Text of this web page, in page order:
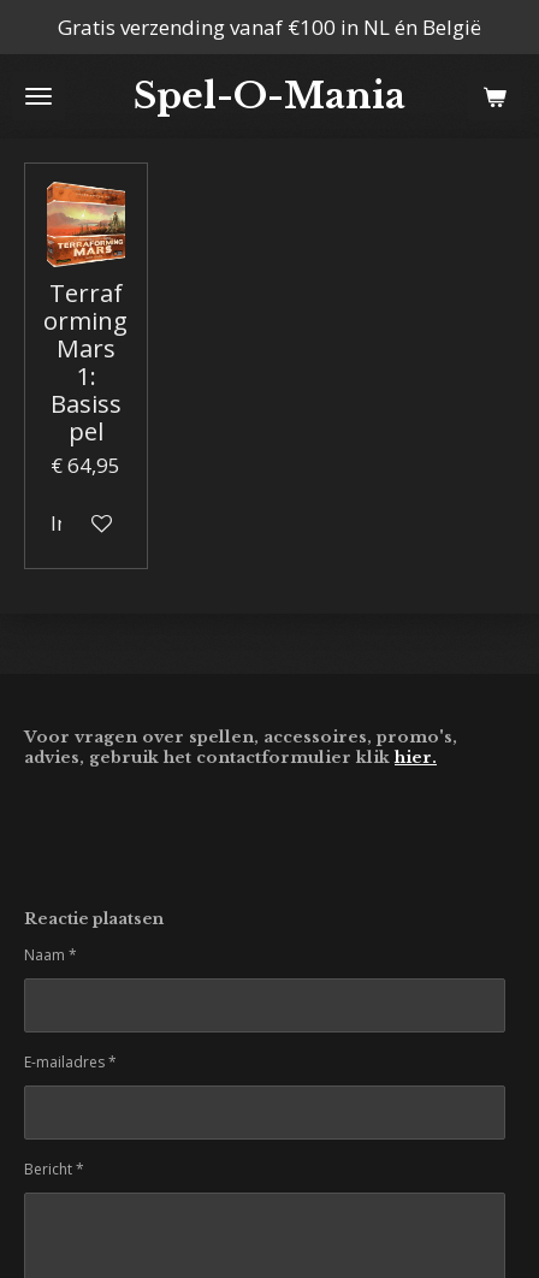
naar
hoofdinhoud
Spel-O-Mania
Gratis verzending vanaf €100 in NL én België
Terraf
orming
Mars
1:
Basiss
pel
€ 64,95
In winkelwagen
Voor vragen over spellen, accessoires, promo's,
advies, gebruik het contactformulier klikhier.
Reactie plaatsen
Naam *
E-mailadres *
Bericht *